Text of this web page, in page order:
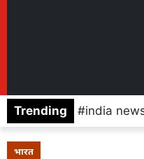
Trending india
भारत